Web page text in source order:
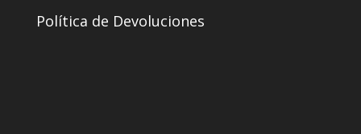
Política de Devoluciones